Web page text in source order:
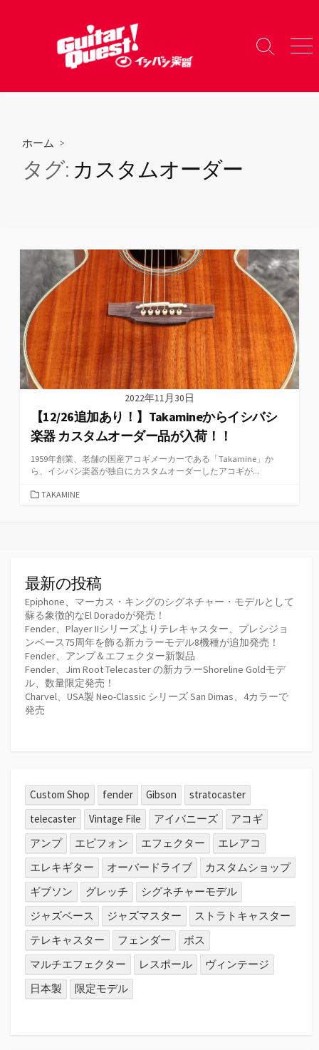
へ
検
り
メ
ー
ホーム >
タグ: カスタムオーダー
2022年11月30日
【12/26追加あり！】Takamineからイシバシ
楽器 カスタムオーダー品が入荷！！
1959年創業、老舗の国産アコギメーカーである「Takamine」か
ら、イシバシ楽器が独自にカスタムオーダーしたアコギが...
カTAKAMINE
最新の投稿
Epiphone、マーカス・キングのシグネチャー・モデルとして
蘇る象徴的なEl Doradoが発売！
Fender、Player IIシリーズよりテレキャスター、プレシジョ
ンベース75周年を飾る新カラーモデル8機種が追加発売！
Fender、アンプ＆エフェクター新製品
Fender、Jim Root Telecaster の新カラーShoreline Goldモデ
ル、数量限定発売！
Charvel、USA製 Neo-Classic シリーズ San Dimas、4カラーで
発売
Custom Shop fender Gibson
stratocaster
telecaster
Vintage File アイバニーズ
アコギ
アンプ
エピフォン エフェクター
エレアコ
エレキギター
オーバードライブ
カスタムショップ
ギブソン
グレッチ
シグネチャーモデル
ジャズベース
ジャズマスター
ストラトキャスター
テレキャスター
フェンダー
ボス
マルチエフェクター
レスポール
ヴィンテージ
日本製
限定モデル